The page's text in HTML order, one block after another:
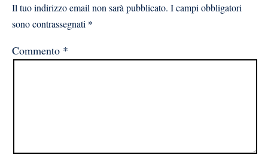
Il tuo indirizzo email non sarà pubblicato. I campi obbligatori
sono contrassegnati *
Commento *